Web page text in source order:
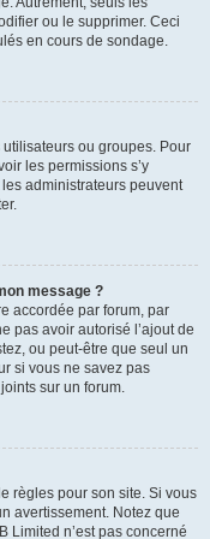
ou le supprimer. Ceci
en cours de sondage.
ou groupes. Pour
les permissions s’y
administrateurs peuvent
message ?
accordée par forum, par
pas avoir autorisé l’ajout de
ou peut-être que seul un
si vous ne savez pas
sur un forum.
règles pour son site. Si vous
avertissement. Notez que
Limited n’est pas concerné